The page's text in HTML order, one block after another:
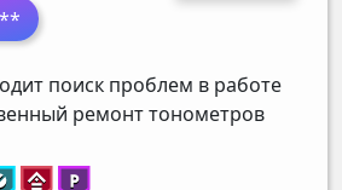
поиск проблем в работе
ремонт тонометров